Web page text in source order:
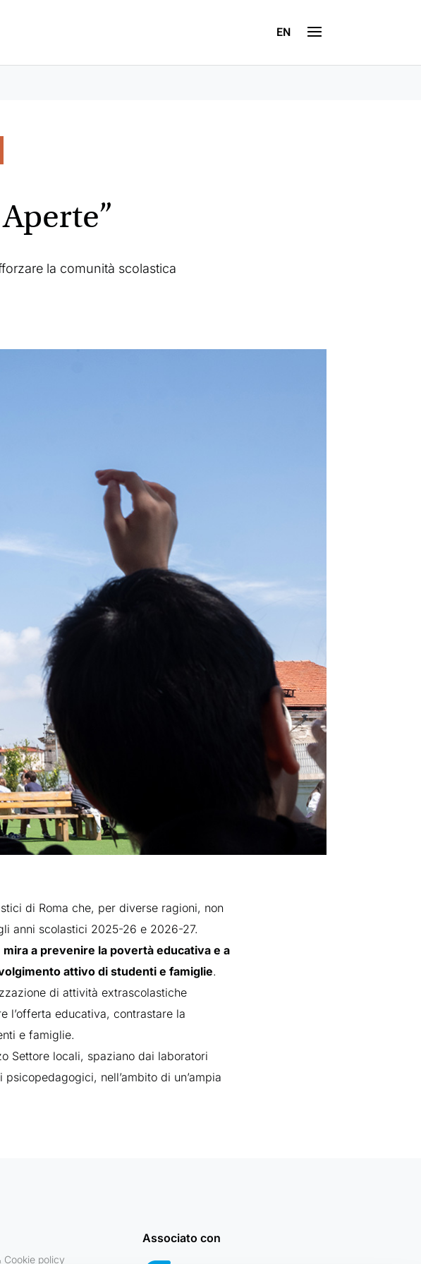
EN
la comunità scolastica
di Roma che, per diverse ragioni, non
anni scolastici 2025-26 e 2026-27.
mira a prevenire la povertà educativa e a
attivo di studenti e famiglie.
di attività extrascolastiche
l’offerta educativa, contrastare la
e famiglie.
Settore locali, spaziano dai laboratori
nell’ambito di un’ampia
Cookie policy
Associato con